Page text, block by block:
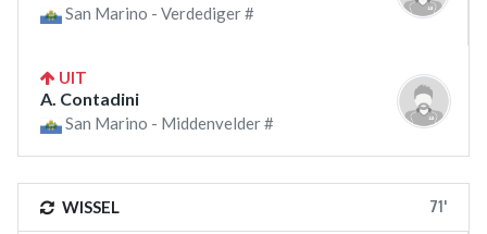
San Marino - Verdediger #
UIT
A. Contadini
San Marino - Middenvelder #
WISSEL 71'